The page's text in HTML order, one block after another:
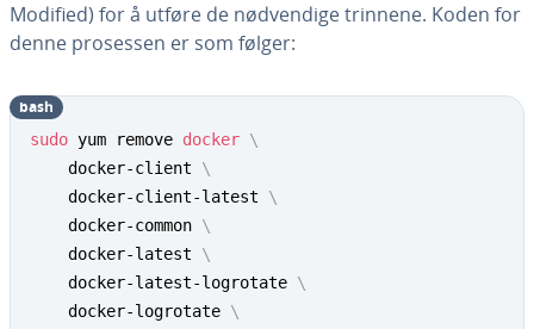
Modified) for å utføre de nødvendige trinnene. Koden for
denne prosessen er som følger:
sudo yum remove docker \
    docker-client
\
    docker-client-latest
\
    docker-common
\
    docker-latest
\
    docker-latest-logrotate
\
    docker-logrotate
\
bash